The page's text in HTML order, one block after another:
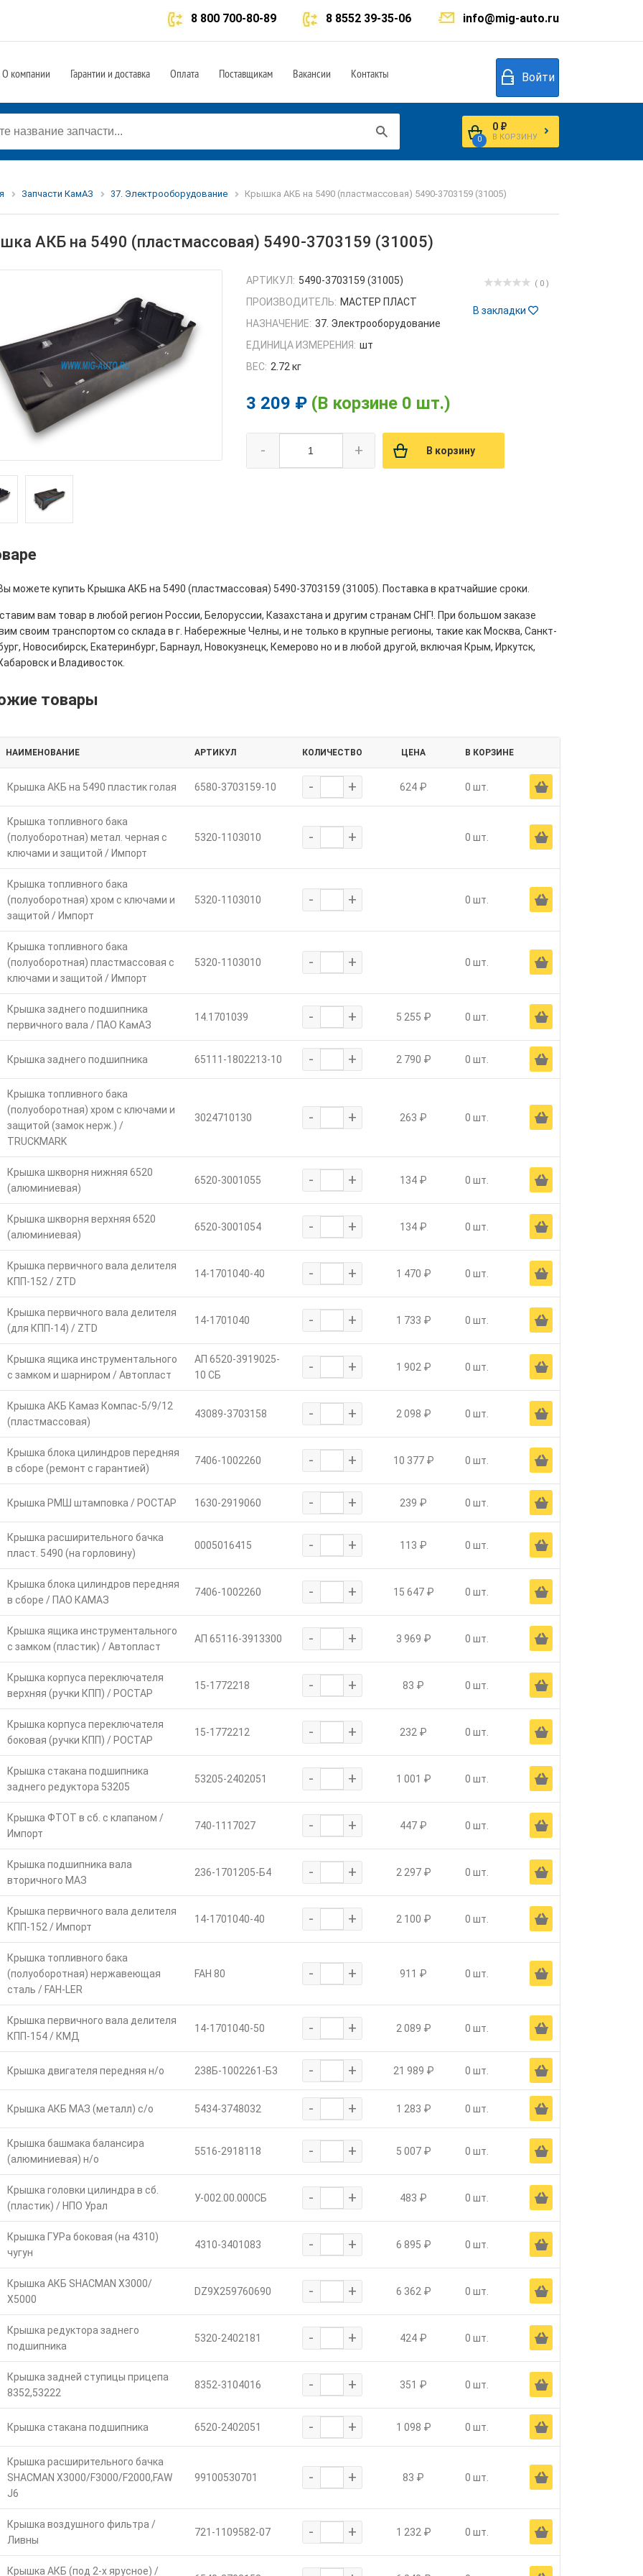
info@mig-auto.ru
8 8552 39-35-06
8 800 700-80-89
О компании Гарантии и доставка Оплата Поставщикам Вакансии Контакты Войти
0
0 ₽
В КОРЗИНУ
Запчасти КамАЗ 37. Электрооборудование Крышка АКБ на 5490 (пластмассовая) 5490-3703159 (31005)
АКБ на 5490 (пластмассовая) 5490-3703159 (31005)
( 0 )
В закладки
АРТИКУЛ: 5490-3703159 (31005)
ПРОИЗВОДИТЕЛЬ: МАСТЕР ПЛАСТ
НАЗНАЧЕНИЕ: 37. Электрооборудование
ЕДИНИЦА ИЗМЕРЕНИЯ: шт
ВЕС: 2.72 кг
3 209 ₽ (В корзине 0 шт.)
- + В корзину
можете купить Крышка АКБ на 5490 (пластмассовая) 5490-3703159 (31005). Поставка в кратчайшие сроки.
вам товар в любой регион России, Белоруссии, Казахстана и другим странам СНГ!. При большом заказе
своим транспортом со склада в г. Набережные Челны, и не только в крупные регионы, такие как Москва, Санкт-
Новосибирск, Екатеринбург, Барнаул, Новокузнецк, Кемерово но и в любой другой, включая Крым, Иркутск,
и Владивосток.
товары
НАИМЕНОВАНИЕ АРТИКУЛ КОЛИЧЕСТВО ЦЕНА В КОРЗИНЕ
Крышка АКБ на 5490 пластик голая 6580-3703159-10 - + 624 ₽ 0 шт. Ä
Крышка топливного бака
(полуоборотная) метал. черная с
ключами и защитой / Импорт
5320-1103010 - + 0 шт. Ä
Крышка топливного бака
(полуоборотная) хром с ключами и
защитой / Импорт
5320-1103010 - + 0 шт. Ä
Крышка топливного бака
(полуоборотная) пластмассовая с
ключами и защитой / Импорт
5320-1103010 - + 0 шт. Ä
Крышка заднего подшипника
первичного вала / ПАО КамАЗ
14.1701039 - + 5 255 ₽ 0 шт. Ä
Крышка заднего подшипника 65111-1802213-10 - + 2 790 ₽ 0 шт. Ä
Крышка топливного бака
(полуоборотная) хром с ключами и
защитой (замок нерж.) /
TRUCKMARK
3024710130 - + 263 ₽ 0 шт. Ä
Крышка шкворня нижняя 6520
(алюминиевая)
6520-3001055 - + 134 ₽ 0 шт. Ä
Крышка шкворня верхняя 6520
(алюминиевая)
6520-3001054 - + 134 ₽ 0 шт. Ä
Крышка первичного вала делителя
КПП-152 / ZTD
14-1701040-40 - + 1 470 ₽ 0 шт. Ä
Крышка первичного вала делителя
(для КПП-14) / ZTD
14-1701040 - + 1 733 ₽ 0 шт. Ä
Крышка ящика инструментального
с замком и шарниром / Автопласт
АП 6520-3919025-
10 СБ
- + 1 902 ₽ 0 шт. Ä
Крышка АКБ Камаз Компас-5/9/12
(пластмассовая)
43089-3703158 - + 2 098 ₽ 0 шт. Ä
Крышка блока цилиндров передняя
в сборе (ремонт с гарантией)
7406-1002260 - + 10 377 ₽ 0 шт. Ä
Крышка РМШ штамповка / РОСТАР 1630-2919060 - + 239 ₽ 0 шт. Ä
Крышка расширительного бачка
пласт. 5490 (на горловину)
0005016415 - + 113 ₽ 0 шт. Ä
Крышка блока цилиндров передняя
в сборе / ПАО КАМАЗ
7406-1002260 - + 15 647 ₽ 0 шт. Ä
Крышка ящика инструментального
с замком (пластик) / Автопласт
АП 65116-3913300 - + 3 969 ₽ 0 шт. Ä
Крышка корпуса переключателя
верхняя (ручки КПП) / РОСТАР
15-1772218 - + 83 ₽ 0 шт. Ä
Крышка корпуса переключателя
боковая (ручки КПП) / РОСТАР
15-1772212 - + 232 ₽ 0 шт. Ä
Крышка стакана подшипника
заднего редуктора 53205
53205-2402051 - + 1 001 ₽ 0 шт. Ä
Крышка ФТОТ в сб. с клапаном /
Импорт
740-1117027 - + 447 ₽ 0 шт. Ä
Крышка подшипника вала
вторичного МАЗ
236-1701205-Б4 - + 2 297 ₽ 0 шт. Ä
Крышка первичного вала делителя
КПП-152 / Импорт
14-1701040-40 - + 2 100 ₽ 0 шт. Ä
Крышка топливного бака
(полуоборотная) нержавеющая
сталь / FAH-LER
FAH 80 - + 911 ₽ 0 шт. Ä
Крышка первичного вала делителя
КПП-154 / КМД
14-1701040-50 - + 2 089 ₽ 0 шт. Ä
Крышка двигателя передняя н/о 238Б-1002261-Б3 - + 21 989 ₽ 0 шт. Ä
Крышка АКБ МАЗ (металл) с/о 5434-3748032 - + 1 283 ₽ 0 шт. Ä
Крышка башмака балансира
(алюминиевая) н/о
5516-2918118 - + 5 007 ₽ 0 шт. Ä
Крышка головки цилиндра в сб.
(пластик) / НПО Урал
У-002.00.000СБ - + 483 ₽ 0 шт. Ä
Крышка ГУРа боковая (на 4310)
чугун
4310-3401083 - + 6 895 ₽ 0 шт. Ä
Крышка АКБ SHACMAN X3000/
X5000
DZ9X259760690 - + 6 362 ₽ 0 шт. Ä
Крышка редуктора заднего
подшипника
5320-2402181 - + 424 ₽ 0 шт. Ä
Крышка задней ступицы прицепа
8352,53222
8352-3104016 - + 351 ₽ 0 шт. Ä
Крышка стакана подшипника 6520-2402051 - + 1 098 ₽ 0 шт. Ä
Крышка расширительного бачка
SHACMAN X3000/F3000/F2000,FAW
J6
99100530701 - + 83 ₽ 0 шт. Ä
Крышка воздушного фильтра /
Ливны
721-1109582-07 - + 1 232 ₽ 0 шт. Ä
Крышка АКБ (под 2-х ярусное) /